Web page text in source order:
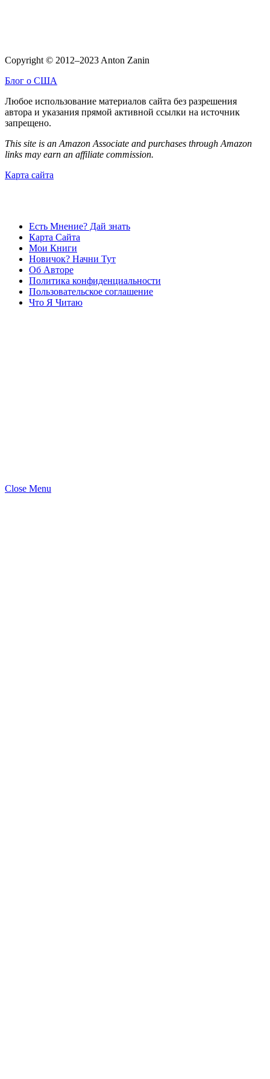
Copyright © 2012–2023 Anton Zanin
Блог о США
Любое использование материалов сайта без разрешения
автора и указания прямой активной ссылки на источник
запрещено.
This site is an Amazon Associate and purchases through Amazon
links may earn an affiliate commission.
Карта сайта
Есть Мнение? Дай знать
Карта Сайта
Мои Книги
Новичок? Начни Тут
Об Авторе
Политика конфиденциальности
Пользовательское соглашение
Что Я Читаю
Close Menu